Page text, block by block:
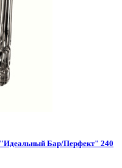
Бар/Перфект" 240